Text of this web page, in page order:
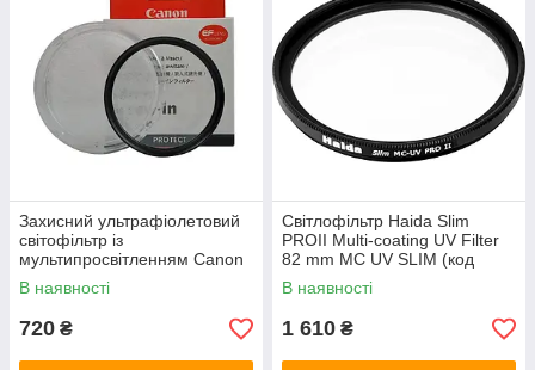
Захисний ультрафіолетовий
cвітофільтр із
мультипросвітленням Canon
MC UV — 82 мм
В наявності
720 ₴
Світлофільтр Haida Slim
PROII Multi-coating UV Filter
82 mm MC UV SLIM (код
HD1210)
В наявності
1 610 ₴